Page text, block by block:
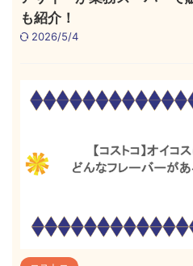
も紹介！
2026/5/4